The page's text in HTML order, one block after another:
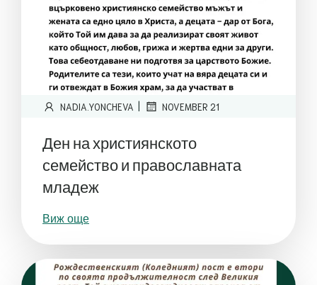
NADIA.YONCHEVA | NOVEMBER 21
Ден на християнското
семейство и православната
младеж
Виж още